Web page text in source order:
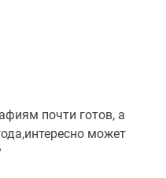
почти готов, а
может